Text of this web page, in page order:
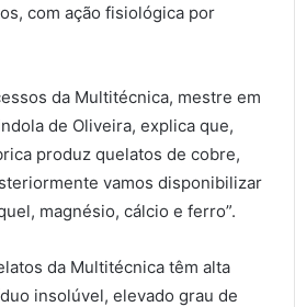
com ação fisiológica por
da Multitécnica, mestre em
de Oliveira, explica que,
produz quelatos de cobre,
vamos disponibilizar
magnésio, cálcio e ferro”.
da Multitécnica têm alta
insolúvel, elevado grau de